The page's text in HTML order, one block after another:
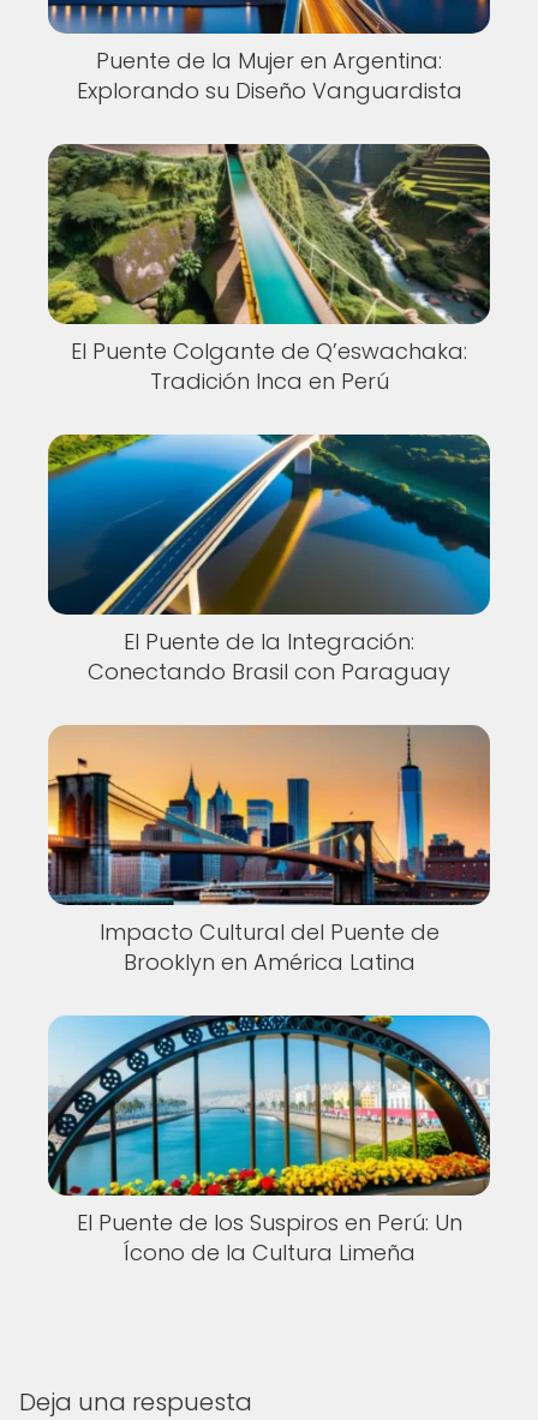
Puente de la Mujer en Argentina:
Explorando su Diseño Vanguardista
El Puente Colgante de Q’eswachaka:
Tradición Inca en Perú
El Puente de la Integración:
Conectando Brasil con Paraguay
Impacto Cultural del Puente de
Brooklyn en América Latina
El Puente de los Suspiros en Perú: Un
Ícono de la Cultura Limeña
Deja una respuesta